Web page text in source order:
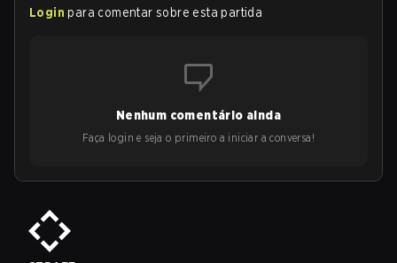
Login para comentar sobre esta partida
Nenhum comentário ainda
Faça login e seja o primeiro a iniciar a conversa!